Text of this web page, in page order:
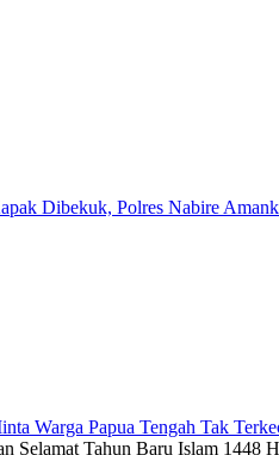
Dibekuk, Polres Nabire
Warga Papua Tengah Tak